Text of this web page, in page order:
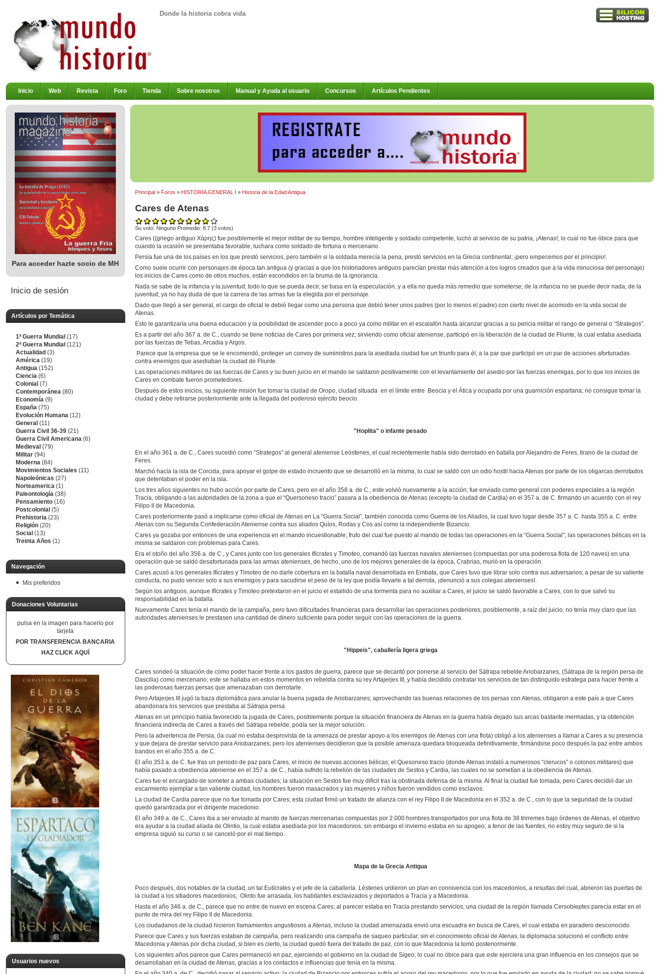
Donde la historia cobra vida
Inicio Web Revista Foro Tienda Sobre nosotros Manual y Ayuda al usuario Concursos Artículos Pendientes
Para acceder hazte socio de MH
Inicio de sesión
Artículos por Temática
1ª Guerra Mundial (17)
2ª Guerra Mundial (121)
Actualidad (3)
América (19)
Antigua (152)
Ciencia (6)
Colonial (7)
Contemporánea (80)
Economía (9)
España (75)
Evolución Humana (12)
General (11)
Guerra Civil 36-39 (21)
Guerra Civil Americana (6)
Medieval (79)
Militar (94)
Moderna (84)
Movimientos Sociales (11)
Napoleónicas (27)
Norteamerica (1)
Paleontología (38)
Pensamiento (16)
Postcolonial (5)
Prehistoria (23)
Religión (20)
Social (13)
Treinta Años (1)
Navegación
Mis preferidos
Donaciones Voluntarias
pulsa en la imagen para hacerlo por
tarjeta
POR TRANSFERENCIA BANCARIA
HAZ CLICK AQUÍ
Usuarios nuevos
Principal» Foros » HISTORIA GENERAL I » Historia de la Edad Antigua
Cares de Atenas
Su voto: Ninguno Promedio: 8.7 (3votos)
Cares ((griego antiguo Χάρης) fue posiblemente el mejor militar de su tiempo, hombre inteligente y soldado competente, luchó al servicio de su patria, ¡Atenas!, lo cual no fue óbice para que
cuando la ocasión se presentaba favorable, luchara como soldado de fortuna o mercenario.
Persia fue una de los países en los que prestó servicios, pero también si la soldada merecía la pena, prestó servicios en la Grecia continental; ¡pero empecemos por el principio!.
Como suele ocurrir con personajes de época tan antigua (y gracias a que los historiadores antiguos parecían prestar más atención a los logros creados que a la vida minuciosa del personaje)
los inicios de Cares como de otros muchos, están escondidos en la bruma de la ignorancia.
Nada se sabe de la infancia y la juventud, todo lo que se pueda decir, se basa en la especulación, y a ella no queda más remedio que someterse; de la infancia no se puede decir nada, de la
juventud, ya no hay duda de que la carrera de las armas fue la elegida por el personaje.
Dado que llegó a ser general, el cargo de oficial le debió llegar como una persona que debió tener unos padres (por lo menos el padre) con cierto nivel de acomodo en la vida social de
Atenas.
Esto le garantizaría una buena educación y la posibilidad de ascender poco a poco ya como militar en el escalafón hasta alcanzar gracias a su pericia militar el rango de general o “Strategos”.
Es a partir del año 367 a. de C., cuando se tiene noticias de Cares por primera vez; sirviendo como oficial ateniense, participó en la liberación de la ciudad de Fliunte, la cual estaba asediada
por las fuerzas de Tebas, Arcadia y Argos.
Parece que la empresa que se le encomendó, proteger un convoy de suministros para la asediada ciudad fue un triunfo para él, a la par que participó en un par de acciones afortunadas
contra enemigos que asediaban la ciudad de Fliunte.
Las operaciones militares de las fuerzas de Cares y su buen juicio en el mando se saldaron positivamente con el levantamiento del asedio por las fuerzas enemigas, por lo que los inicios de
Cares en combate fueron prometedores.
Después de estos inicios, su siguiente misión fue tomar la ciudad de Oropo, ciudad situada en el límite entre Beocia y el Ática y ocupada por una guarnición espartana; no consigue tomar la
ciudad y debe retirarse posteriormente ante la llegada del poderoso ejército beocio.
"Hoplita" o infante pesado
En el año 361 a. de C., Cares sucedió como “Strategos” al general ateniense Leóstenes, el cual recientemente había sido derrotado en batalla por Alejandro de Feres, tirano de la ciudad de
Feres.
Marchó hacía la isla de Corcida, para apoyar el golpe de estado incruento que se desarrolló en la misma, lo cual se saldó con un odio hostil hacia Atenas por parte de los oligarcas derrotados
que detentaban el poder en la isla.
Los tres años siguientes no hubo acción por parte de Cares, pero en el año 358 a. de C., este volvió nuevamente a la acción; fue enviado como general con poderes especiales a la región
Tracia, obligando a las autoridades de la zona a que el “Quersoneso tracio” pasara a la obediencia de Atenas (excepto la ciudad de Cardia) en el 357 a. de C. firmando un acuerdo con el rey
Filipo II de Macedonia.
Cares posteriormente pasó a implicarse como oficial de Atenas en La “Guerra Social”, también conocida como Guerra de los Aliados, la cual tuvo lugar desde 357 a. C. hasta 355 a. C. entre
Atenas con su Segunda Confederación Ateniense contra sus aliados Quíos, Rodas y Cos así como la independiente Bizancio.
Cares ya gozaba por entonces de una experiencia en el mando incuestionable, fruto del cual fue puesto al mando de todas las operaciones en la “Guerra Social”; las operaciones bélicas en la
misma se saldaron con problemas para Cares.
Era el otoño del año 356 a. de C., y Cares junto con los generales Ifícrates y Timoteo, comandó las fuerzas navales atenienses (compuestas por una poderosa flota de 120 naves) en una
operación que se saldó desafortunada para las armas atenienses, de hecho, uno de los mejores generales de la época, Crabrias, murió en la operación.
Cares acusó a los generales Ifícrates y Timoteo de no darle cobertura en la batalla naval desarrollada en Embata, que Cares tuvo que librar solo contra sus adversarios; a pesar de su valiente
conducta, no pudo vencer solo a sus enemigos y para sacudirse el peso de la ley que podía llevarle a tal derrota, ¡denunció a sus colegas atenienses!.
Según los antiguos, aunque Ifícrates y Timoteo pretextaron en el juicio el estallido de una tormenta para no auxiliar a Cares, el juicio se saldó favorable a Cares, con lo que salvó su
responsabilidad en la batalla.
Nuevamente Cares tenía el mando de la campaña, pero tuvo dificultades financieras para desarrollar las operaciones posteriores; posiblemente, a raíz del juicio, no tenía muy claro que las
autoridades atenienses le prestasen una cantidad de dinero suficiente para poder seguir con las operaciones de la guerra.
"Hippeis", caballería ligera griega
Cares sondeó la situación de cómo poder hacer frente a los gastos de guerra; parece que se decantó por ponerse al servicio del Sátrapa rebelde Ariobarzanes, (Sátrapa de la región persa de
Dascilia) como mercenario; este se hallaba en estos momentos en rebeldía contra su rey Artajerjes III, y había decidido contratar los servicios de tan distinguido estratega para hacer frente a
las poderosas fuerzas persas que amenazaban con derrotarle.
Pero Artajerjes III jugó la baza diplomática para anular la buena jugada de Ariobarzanes; aprovechando las buenas relaciones de los persas con Atenas, obligaron a este país a que Cares
abandonara los servicios que prestaba al Sátrapa persa.
Atenas en un principio había favorecido la jugada de Cares, posiblemente porque la situación financiera de Atenas en la guerra había dejado sus arcas bastante mermadas, y la obtención
financiera indirecta de Cares a través del Sátrapa rebelde, podía ser la mejor solución.
Pero la advertencia de Persia, (la cual no estaba desprovista de la amenaza de prestar apoyo a los enemigos de Atenas con una flota) obligó a los atenienses a llamar a Cares a su presencia
y que dejara de prestar servicio para Ariobarzanes; pero los atenienses decidieron que la posible amenaza quedara bloqueada definitivamente, firmándose poco después la paz entre ambos
bandos en el año 355 a. de C.
El año 353 a. de C. fue tras un periodo de paz para Cares, el inicio de nuevas acciones bélicas; el Quesoneso tracio (donde Atenas instaló a numerosos “clerucos” o colonos militares) que
había pasado a obediencia ateniense en el 357 a. de C., había sufrido la rebelión de las ciudades de Sestos y Cardia, las cuales no se sometían a la obediencia de Atenas.
Cares fue el encargado de someter a ambas ciudades; la situación en Sestos fue muy difícil tras la obstinada defensa de la misma. Al final la ciudad fue tomada, pero Cares decidió dar un
escarmiento ejemplar a tan valiente ciudad, los hombres fueron masacrados y las mujeres y niños fueron vendidos como esclavos.
La ciudad de Cardia parece que no fue tomada por Cares; esta ciudad firmó un tratado de alianza con el rey Filipo II de Macedonia en el 352 a. de C., con lo que la seguridad de la ciudad
quedó garantizada por el dirigente macedonio.
El año 349 a. de C., Cares iba a ser enviado al mando de fuerzas mercenarias compuestas por 2.000 hombres transportados por una flota de 38 trirremes bajo órdenes de Atenas, el objetivo
era ayudar a la ciudad aliada de Olintio, la cual estaba asediada por los macedonios, sin embargo el invierno estaba en su apogeo; a tenor de las fuentes, no estoy muy seguro de si la
empresa siguió su curso o se canceló por el mal tiempo.
Mapa de la Grecia Antigua
Poco después, dos notables de la ciudad, un tal Eutícrates y el jefe de la caballería Léstenes urdieron un plan en connivencia con los macedonios, a resultas del cual, abrieron las puertas de
la ciudad a los sitiadores macedonios; Olinto fue arrasada, los habitantes esclavizados y deportados a Tracia y a Macedonia.
Hasta el año 346 a. de C., parece que no entre de nuevo en escena Cares; al parecer estaba en Tracia prestando servicios; una ciudad de la región llamada Cersobleptes parecía estar en el
punto de mira del rey Filipo II de Macedonia.
Los ciudadanos de la ciudad hicieron llamamientos angustiosos a Atenas, incluso la ciudad amenazada envió una escuadra en busca de Cares, el cual estaba en paradero desconocido.
Parece que Cares y sus fuerzas estaban de campaña, pero realizando una campaña de saqueo particular, sin el conocimiento oficial de Atenas; la diplomacia solucionó el conflicto entre
Macedonia y Atenas por dicha ciudad, si bien es cierto, la ciudad quedó fuera del tratado de paz, con lo que Macedonia la tomó posteriormente.
Los siguientes años parece que Cares permaneció en paz, ejerciendo el gobierno en la ciudad de Sigeo; lo cual no óbice para que este ejerciera una gran influencia en los consejos que se
desarrollaban en la ciudad de Atenas, gracias a los contactos e influencias que tenía en la misma.